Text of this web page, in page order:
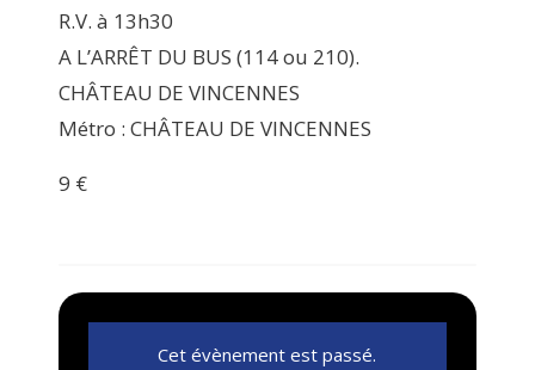
R.V. à 13h30
A L’ARRÊT DU BUS (114 ou 210).
CHÂTEAU DE VINCENNES
Métro : CHÂTEAU DE VINCENNES
9 €
Cet évènement est passé.